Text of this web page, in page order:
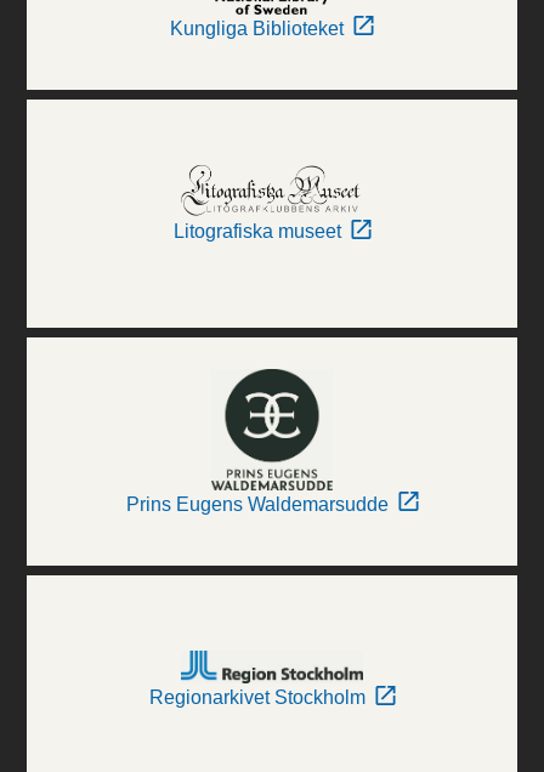
Kungliga Biblioteket
Litografiska museet
Prins Eugens Waldemarsudde
Regionarkivet Stockholm